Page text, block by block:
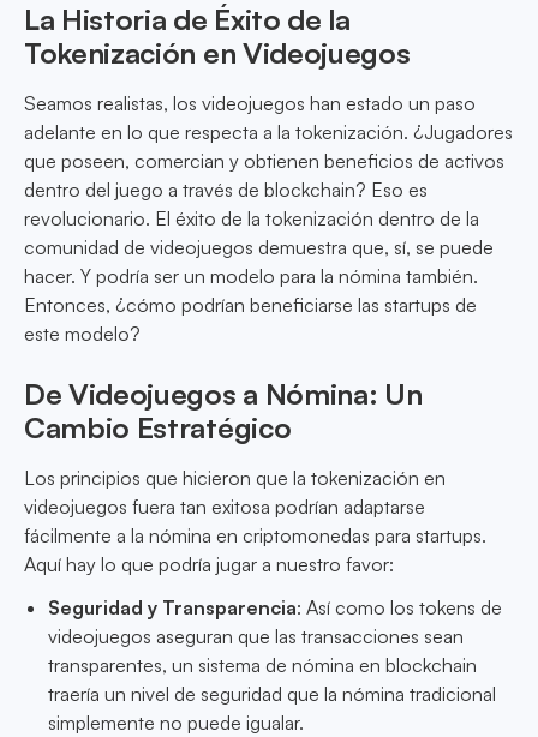
La Historia de Éxito de la
Tokenización en Videojuegos
Seamos realistas, los videojuegos han estado un paso
adelante en lo que respecta a la tokenización. ¿Jugadores
que poseen, comercian y obtienen beneficios de activos
dentro del juego a través de blockchain? Eso es
revolucionario. El éxito de la tokenización dentro de la
comunidad de videojuegos demuestra que, sí, se puede
hacer. Y podría ser un modelo para la nómina también.
Entonces, ¿cómo podrían beneficiarse las startups de
este modelo?
De Videojuegos a Nómina: Un
Cambio Estratégico
Los principios que hicieron que la tokenización en
videojuegos fuera tan exitosa podrían adaptarse
fácilmente a la nómina en criptomonedas para startups.
Aquí hay lo que podría jugar a nuestro favor:
Seguridad y Transparencia: Así como los tokens de
videojuegos aseguran que las transacciones sean
transparentes, un sistema de nómina en blockchain
traería un nivel de seguridad que la nómina tradicional
simplemente no puede igualar.